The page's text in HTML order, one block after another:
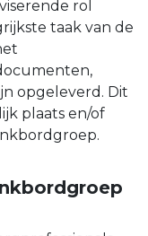
rol
taak van de
opgeleverd. Dit
plaats en/of